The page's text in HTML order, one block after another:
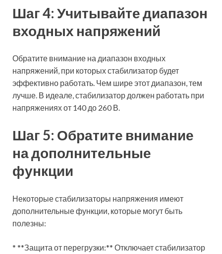
Шаг 4: Учитывайте диапазон
входных напряжений
Обратите внимание на диапазон входных
напряжений, при которых стабилизатор будет
эффективно работать. Чем шире этот диапазон, тем
лучше. В идеале, стабилизатор должен работать при
напряжениях от 140 до 260 В.
Шаг 5: Обратите внимание
на дополнительные
функции
Некоторые стабилизаторы напряжения имеют
дополнительные функции, которые могут быть
полезны:
* **Защита от перегрузки:** Отключает стабилизатор